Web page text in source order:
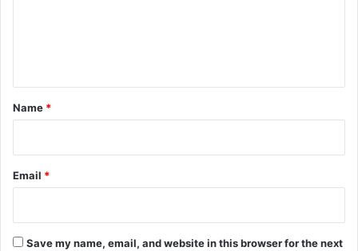
*
Name *
Email *
Save my name, email, and website in this browser for the next